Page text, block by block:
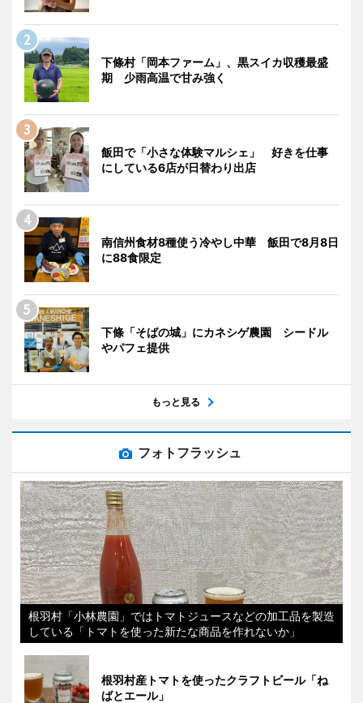
下條村「岡本ファーム」、黒スイカ収穫最盛
期 少雨高温で甘み強く
飯田で「小さな体験マルシェ」 好きを仕事
にしている6店が日替わり出店
南信州食材8種使う冷やし中華 飯田で8月8日
に88食限定
下條「そばの城」にカネシゲ農園 シードル
やパフェ提供
もっと見る
フォトフラッシュ
根羽村「小林農園」ではトマトジュースなどの加工品を製造
している「トマトを使った新たな商品を作れないか」
根羽村産トマトを使ったクラフトビール「ね
ばとエール」